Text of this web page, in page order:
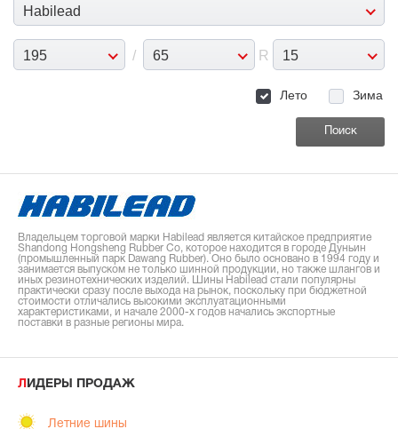
Habilead
195 / 65 R 15
Лето Зима
Владельцем торговой марки Habilead является китайское предприятие
Shandong Hongsheng Rubber Co, которое находится в городе Дуньин
(промышленный парк Dawang Rubber). Оно было основано в 1994 году и
занимается выпуском не только шинной продукции, но также шлангов и
иных резинотехнических изделий. Шины Habilead стали популярны
практически сразу после выхода на рынок, поскольку при бюджетной
стоимости отличались высокими эксплуатационными
характеристиками, и начале 2000-х годов начались экспортные
поставки в разные регионы мира.
ЛИДЕРЫ ПРОДАЖ
Летние шины